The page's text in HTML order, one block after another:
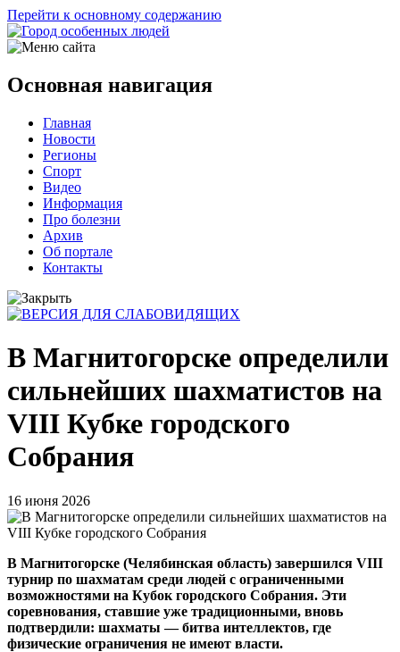
Перейти к основному содержанию
Основная навигация
Главная
Новости
Регионы
Спорт
Видео
Информация
Про болезни
Архив
Об портале
Контакты
В Магнитогорске определили
сильнейших шахматистов на
VIII Кубке городского
Собрания
16 июня 2026
В Магнитогорске (Челябинская область) завершился VIII
турнир по шахматам среди людей с ограниченными
возможностями на Кубок городского Собрания. Эти
соревнования, ставшие уже традиционными, вновь
подтвердили: шахматы — битва интеллектов, где
физические ограничения не имеют власти.